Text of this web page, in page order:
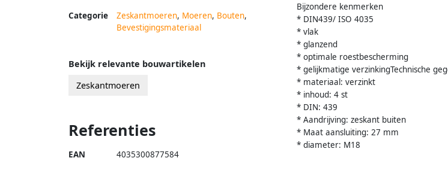
Categorie Zeskantmoeren, Moeren, Bouten,
Bevestigingsmateriaal
Bijzondere kenmerken
* DIN439/ ISO 4035
* vlak
* glanzend
* optimale roestbescherming
* gelijkmatige verzinkingTechnische
* materiaal: verzinkt
* inhoud: 4 st
* DIN: 439
* Aandrijving: zeskant buiten
* Maat aansluiting: 27 mm
* diameter: M18
Bekijk relevante bouwartikelen
Zeskantmoeren
Referenties
EAN 4035300877584